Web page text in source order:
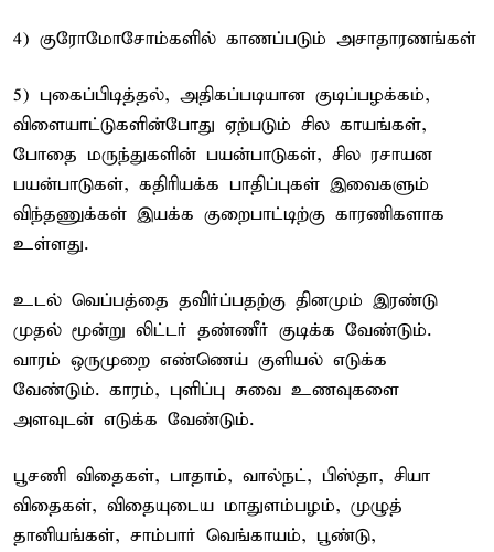
4) குரோமோசோம்களில் காணப்படும் அசாதாரணங்கள்
5) புகைப்பிடித்தல், அதிகப்படியான குடிப்பழக்கம்,
விளையாட்டுகளின்போது ஏற்படும் சில காயங்கள்,
போதை மருந்துகளின் பயன்பாடுகள், சில ரசாயன
பயன்பாடுகள், கதிரியக்க பாதிப்புகள் இவைகளும்
விந்தணுக்கள் இயக்க குறைபாட்டிற்கு காரணிகளாக
உள்ளது.
உடல் வெப்பத்தை தவிர்ப்பதற்கு தினமும் இரண்டு
முதல் மூன்று லிட்டர் தண்ணீர் குடிக்க வேண்டும்.
வாரம் ஒருமுறை எண்ணெய் குளியல் எடுக்க
வேண்டும். காரம், புளிப்பு சுவை உணவுகளை
அளவுடன் எடுக்க வேண்டும்.
பூசணி விதைகள், பாதாம், வால்நட், பிஸ்தா, சியா
விதைகள், விதையுடைய மாதுளம்பழம், முழுத்
தானியங்கள், சாம்பார் வெங்காயம், பூண்டு,